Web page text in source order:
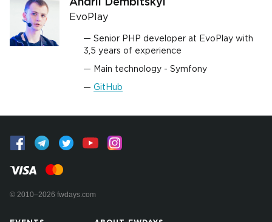
Andrii Dembitskyi
EvoPlay
Senior PHP developer at EvoPlay with
3,5 years of experience
Main technology - Symfony
GitHub
© 2010–2026 fwdays.com